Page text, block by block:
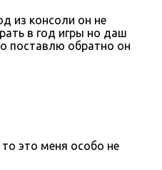
из консоли он не
в год игры но даш
поставлю обратно он
это меня особо не